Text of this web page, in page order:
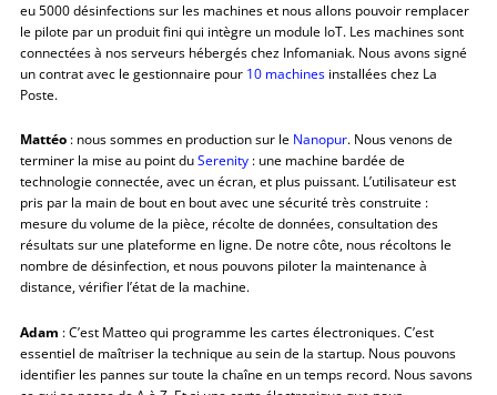
eu 5000 désinfections sur les machines et nous allons pouvoir remplacer
le pilote par un produit fini qui intègre un module IoT. Les machines sont
connectées à nos serveurs hébergés chez Infomaniak. Nous avons signé
un contrat avec le gestionnaire pour 10 machines installées chez La
Poste.
Mattéo : nous sommes en production sur le Nanopur. Nous venons de
terminer la mise au point duSerenity : une machine bardée de
technologie connectée, avec un écran, et plus puissant. L’utilisateur est
pris par la main de bout en bout avec une sécurité très construite :
mesure du volume de la pièce, récolte de données, consultation des
résultats sur une plateforme en ligne. De notre côte, nous récoltons le
nombre de désinfection, et nous pouvons piloter la maintenance à
distance, vérifier l’état de la machine.
Adam : C’est Matteo qui programme les cartes électroniques. C’est
essentiel de maîtriser la technique au sein de la startup. Nous pouvons
identifier les pannes sur toute la chaîne en un temps record. Nous savons